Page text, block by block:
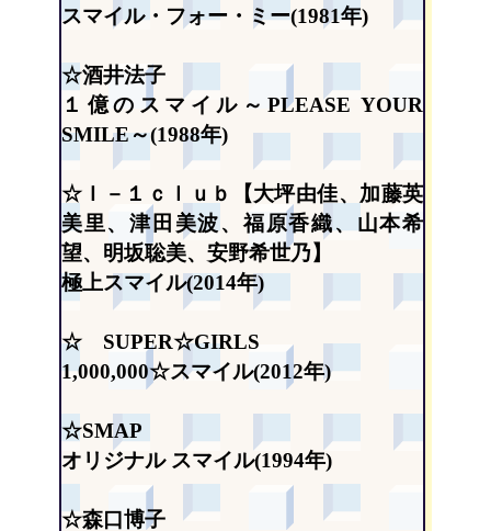
スマイル・フォー・ミー(1981年)
☆酒井法子
１億のスマイル～PLEASE YOUR
SMILE～(1988年)
☆Ｉ－１ｃｌｕｂ【大坪由佳、加藤英
美里、津田美波、福原香織、山本希
望、明坂聡美、安野希世乃】
極上スマイル(2014年)
☆ SUPER☆GIRLS
1,000,000☆スマイル(2012年)
☆SMAP
オリジナル スマイル(1994年)
☆森口博子